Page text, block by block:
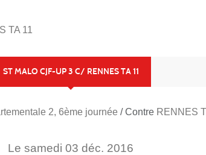
TA 11
ST MALO CJF-UP 3 C/ RENNES TA 11
2, 6ème journée / Contre RENNES
Le samedi 03 déc. 2016